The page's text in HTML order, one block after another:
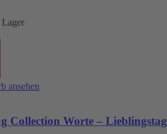
ansehen
Collection Worte – Lieblingstag